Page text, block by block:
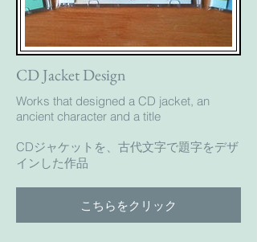
CD Jacket Design
Works that designed a CD jacket, an
ancient character and a title
CDジャケットを、古代文字で題字をデザ
インした作品
こちらをクリック